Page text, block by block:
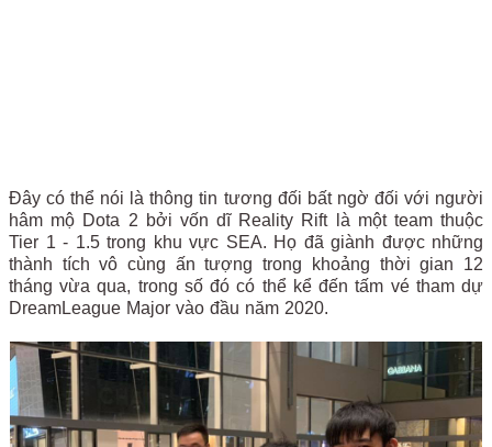
Đây có thể nói là thông tin tương đối bất ngờ đối với người
hâm mộ Dota 2 bởi vốn dĩ Reality Rift là một team thuộc
Tier 1 - 1.5 trong khu vực SEA. Họ đã giành được những
thành tích vô cùng ấn tượng trong khoảng thời gian 12
tháng vừa qua, trong số đó có thể kể đến tấm vé tham dự
DreamLeague Major vào đầu năm 2020.